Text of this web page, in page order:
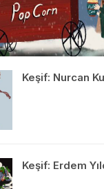
Keşif: Nurcan
Keşif: Erdem